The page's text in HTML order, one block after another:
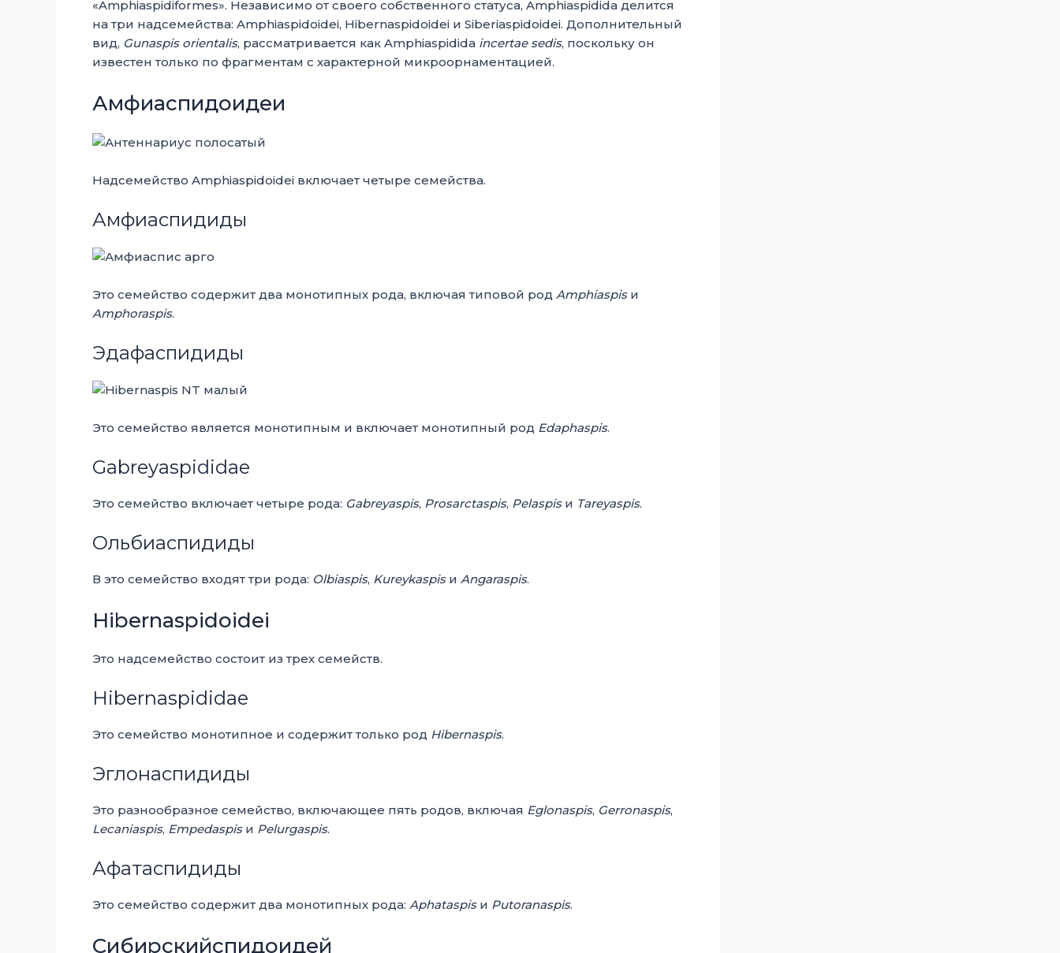
«Amphiaspidiformes». Независимо от своего собственного статуса, Amphiaspidida делится
на три надсемейства: Amphiaspidoidei, Hibernaspidoidei и Siberiaspidoidei. Дополнительный
вид, Gunaspis orientalis, рассматривается как Amphiaspidida incertae sedis, поскольку он
известен только по фрагментам с характерной микроорнаментацией.
Амфиаспидоидеи
Надсемейство Amphiaspidoidei включает четыре семейства.
Амфиаспидиды
Это семейство содержит два монотипных рода, включая типовой род Amphiaspisи
Amphoraspis.
Эдафаспидиды
Это семейство является монотипным и включает монотипный род Edaphaspis.
Gabreyaspididae
Это семейство включает четыре рода: Gabreyaspis, Prosarctaspis, Pelaspisи Tareyaspis.
Ольбиаспидиды
В это семейство входят три рода: Olbiaspis, Kureykaspisи Angaraspis.
Hibernaspidoidei
Это надсемейство состоит из трех семейств.
Hibernaspididae
Это семейство монотипное и содержит только род Hibernaspis.
Эглонаспидиды
Это разнообразное семейство, включающее пять родов, включая Eglonaspis, Gerronaspis,
Lecaniaspis, Empedaspisи Pelurgaspis.
Афатаспидиды
Это семейство содержит два монотипных рода: Aphataspisи Putoranaspis.
Сибирскийспидоидей